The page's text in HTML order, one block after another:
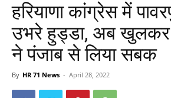
हरियाणा कांग्रेस में
उभरे हुड्डा, अब खुलकर
ने पंजाब से लिया सबक
By HR 71 News - April 28, 2022